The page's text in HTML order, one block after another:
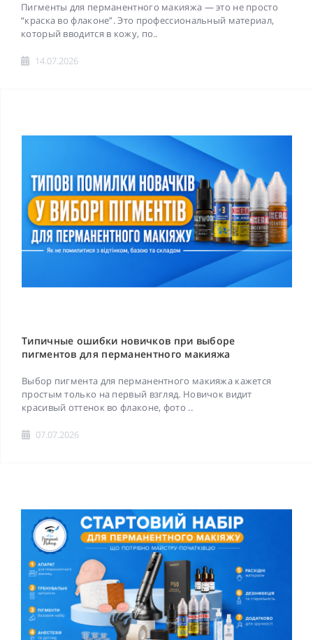
Пигменты для перманентного макияжа — это не просто
“краска во флаконе”. Это профессиональный материал,
который вводится в кожу, по..
14.07.2026
Типичные ошибки новичков при выборе
пигментов для перманентного макияжа
Выбор пигмента для перманентного макияжа кажется
простым только на первый взгляд. Новичок видит
красивый оттенок во флаконе, фото ..
07.07.2026